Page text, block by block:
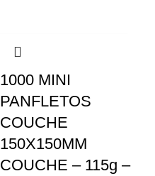
1000 MINI
PANFLETOS
COUCHE
150X150MM
COUCHE – 115g –